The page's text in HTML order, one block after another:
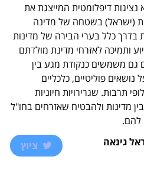
נציגות דיפלומטית המייצגת את
(ישראל) בשטחה של מדינה
בדרך כלל בערי הבירה של מדינות
ותמיכה לאזרחי מדינת מולדתם
גם משמשים כנקודת מגע בין
פוליטיים, כלכליים
תרבות. שגרירויות חיוניות
מדינות ולהבטיח שאזרחים בחו"ל
להם.
גינאה
ציוץ